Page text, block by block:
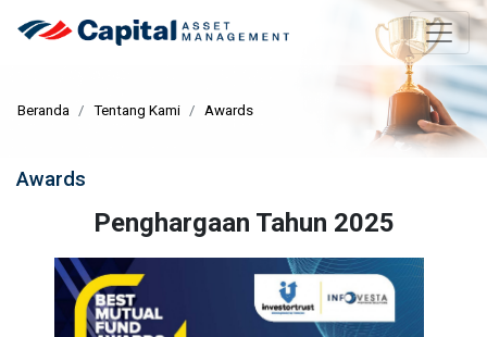
Beranda Tentang Kami Awards
Awards
Penghargaan Tahun 2025